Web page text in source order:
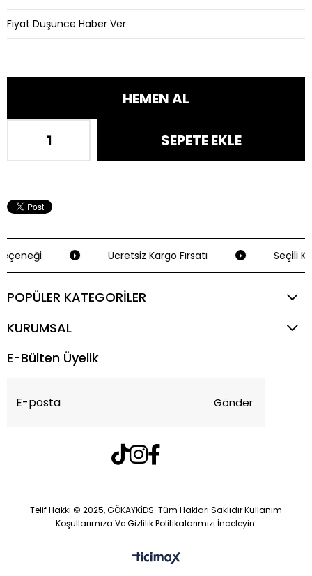
Fiyat Düşünce Haber Ver
Ücretsiz Kargo Fırsatı Seçili
POPÜLER KATEGORİLER
KURUMSAL
E-Bülten Üyelik
Gönder
Telif Hakkı © 2025, GÖKAYKİDS. Tüm Hakları Saklıdır Kullanım
Koşullarımıza Ve Gizlilik Politikalarımızı İnceleyin.